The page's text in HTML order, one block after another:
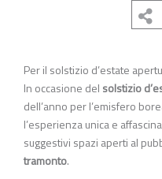
Per il solstizio d’estate
In occasione del solstizio
dell’anno per l’emisfero
l’esperienza unica e
suggestivi spazi aperti al
tramonto.